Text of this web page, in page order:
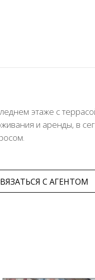
этаже с
и аренды, в
С АГЕНТОМ